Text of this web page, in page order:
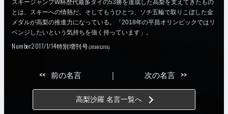
スキージャンプW杯歴代最多タイの53勝を達成した高梨を支えてきたもの
とは、スキーへの情熱だ。そしてもうひとつ、ソチ五輪で取りこぼした金
メダルが高梨の推進力になっている。「2018年の平昌オリンピックではリ
ベンジしたいという気持ちを強く持っています」。
Number2017/1/14特別増刊号(2016/12/31)
<< 前の名言 次の名言 >>
高梨沙羅 名言一覧へ